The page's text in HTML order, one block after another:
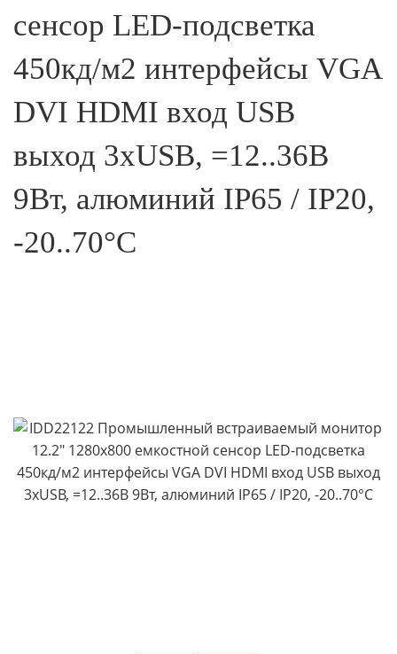
сенсор LED-подсветка
450кд/м2 интерфейсы VGA
DVI HDMI вход USB
выход 3xUSB, =12..36В
9Вт, алюминий IP65 / IP20,
-20..70°С